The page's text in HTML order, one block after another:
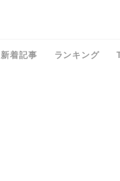
新着記事 ランキング